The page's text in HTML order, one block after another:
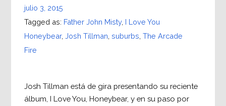
julio 3, 2015
Tagged as: Father John Misty, I Love You
Honeybear, Josh Tillman suburbs The Arcade
Fire
Josh Tillman está de gira presentando su reciente
álbum, I Love You, Honeybear, y en su paso por